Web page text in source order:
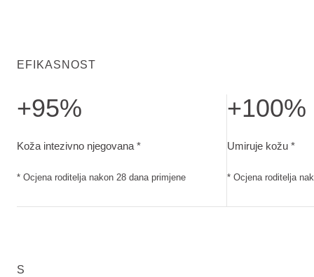
EFIKASNOST
+95%
Koža intezivno njegovana *
* Ocjena roditelja nakon 28 dana primjene
+100%
Umiruje kožu *
* Ocjena roditelja
S